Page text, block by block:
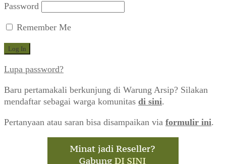
Password
Remember Me
Lupa password?
Baru pertamakali berkunjung di Warung Arsip? Silakan
mendaftar sebagai warga komunitas di sini.
Pertanyaan atau saran bisa disampaikan via formulir ini.